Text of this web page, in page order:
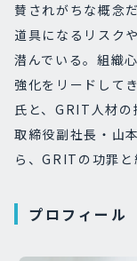
賛されがちな概念
道具になるリスク
潜んでいる。組織
強化をリードして
氏と、GRIT人材
取締役副社長・山
ら、GRITの功罪と
プロフィール